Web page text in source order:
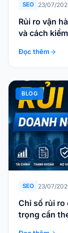
SEO 23/07/
Rủi ro vận
và cách
Đọc thêm
BLOG
SEO 23/07/
Chỉ số rủi ro
trọng cần